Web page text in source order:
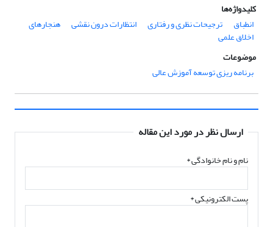
کلیدواژه‌ها
انطباق
ترجیحات نظری و رفتاری انتظارات درون نقشی هنجارهای
اخلاق علمی
موضوعات
برنامه ریزی توسعه آموزش عالی
ارسال نظر در مورد این مقاله
نام و نام خانوادگی*
پست الکترونیکی*